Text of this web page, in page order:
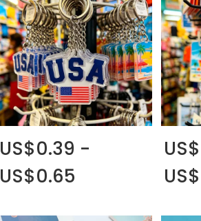
US$0.39 -
US$0.65